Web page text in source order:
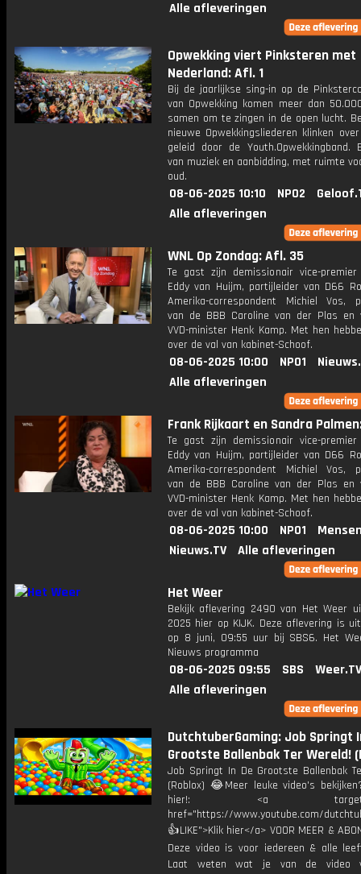
Alle afleveringen
Opwekking viert Pinksteren met
Nederland: Afl. 1
Bij de jaarlijkse sing-in op de
van Opwekking komen meer dan
samen om te zingen in de open lucht.
nieuwe Opwekkingsliederen klinken
geleid door de Youth.Opwekkingband.
van muziek en aanbidding, met ruimte
oud.
08-06-2025 10:10 NPO2
Alle afleveringen
WNL Op Zondag: Afl. 35
Te gast zijn demissionair vice-premier
Eddy van Huijm, partijleider van D66
Amerika-correspondent Michiel Vos,
van de BBB Caroline van der Plas en
VVD-minister Henk Kamp. Met hen
over de val van kabinet-Schoof.
08-06-2025 10:00 NPO1
Alle afleveringen
Frank Rijkaart en Sandra
Te gast zijn demissionair vice-premier
Eddy van Huijm, partijleider van D66
Amerika-correspondent Michiel Vos,
van de BBB Caroline van der Plas en
VVD-minister Henk Kamp. Met hen
over de val van kabinet-Schoof.
08-06-2025 10:00 NPO1
Nieuws.TV
Alle afleveringen
Het Weer
Bekijk aflevering 2490 van Het Weer
2025 hier op KIJK. Deze aflevering is
op 8 juni, 09:55 uur bij SBS6. Het
Nieuws programma
08-06-2025 09:55 SBS
Weer.TV
Alle afleveringen
DutchtuberGaming: Job Springt
Grootste Ballenbak Ter Wereld!
Job Springt In De Grootste Ballenbak
(Roblox) 😂Meer leuke video's
hier!: <a
href="https://www.youtube.com/
👍LIKE">Klik hier</a> VOOR MEER &
Deze video is voor iedereen & alle
Laat weten wat je van de video